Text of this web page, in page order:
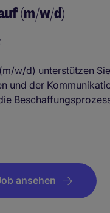
(m/w/d)
w/d) unterstützen
und der
ansehen